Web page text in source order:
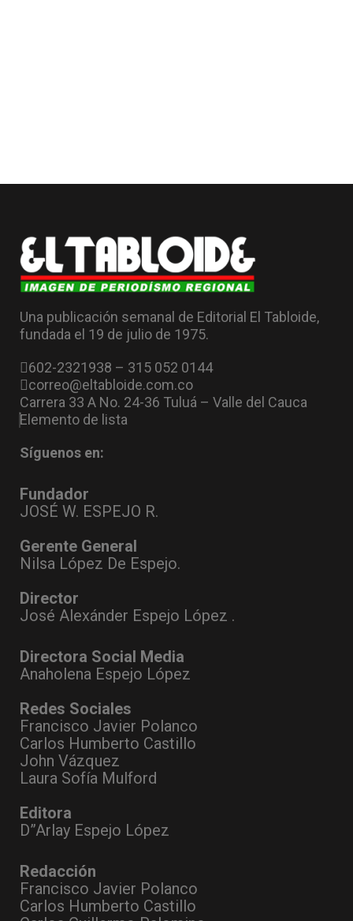
Una publicación semanal de Editorial El Tabloide,
fundada el 19 de julio de 1975.
602-2321938 – 315 052 0144
correo@eltabloide.com.co
Carrera 33 A No. 24-36 Tuluá – Valle del Cauca
Elemento de lista
Síguenos en:
Fundador
JOSÉ W. ESPEJO R.
Gerente General
Nilsa López De Espejo.
Director
José Alexánder Espejo López .
Directora Social Media
Anaholena Espejo López
Redes Sociales
Francisco Javier Polanco
Carlos Humberto Castillo
John Vázquez
Laura Sofía Mulford
Editora
D”Arlay Espejo López
Redacción
Francisco Javier Polanco
Carlos Humberto Castillo